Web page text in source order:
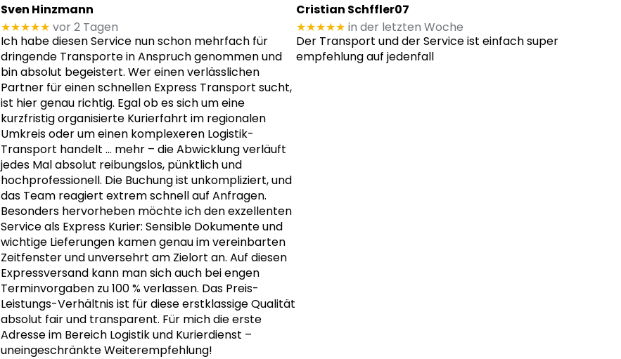
Sven Hinzmann
★★★★★ vor 2 Tagen
Ich habe diesen Service nun schon mehrfach für
dringende Transporte in Anspruch genommen und
bin absolut begeistert. Wer einen verlässlichen
Partner für einen schnellen Express Transport sucht,
ist hier genau richtig. Egal ob es sich um eine
kurzfristig organisierte Kurierfahrt im regionalen
Umkreis oder um einen komplexeren Logistik-
Transport handelt … mehr– die Abwicklung verläuft
jedes Mal absolut reibungslos, pünktlich und
hochprofessionell. Die Buchung ist unkompliziert, und
das Team reagiert extrem schnell auf Anfragen.
Besonders hervorheben möchte ich den exzellenten
Service als Express Kurier: Sensible Dokumente und
wichtige Lieferungen kamen genau im vereinbarten
Zeitfenster und unversehrt am Zielort an. Auf diesen
Expressversand kann man sich auch bei engen
Terminvorgaben zu 100 % verlassen. Das Preis-
Leistungs-Verhältnis ist für diese erstklassige Qualität
absolut fair und transparent. Für mich die erste
Adresse im Bereich Logistik und Kurierdienst –
uneingeschränkte Weiterempfehlung!
Cristian Schffler07
★★★★★ in der letzten Woche
Der Transport und der Service ist einfach super
empfehlung auf jedenfall